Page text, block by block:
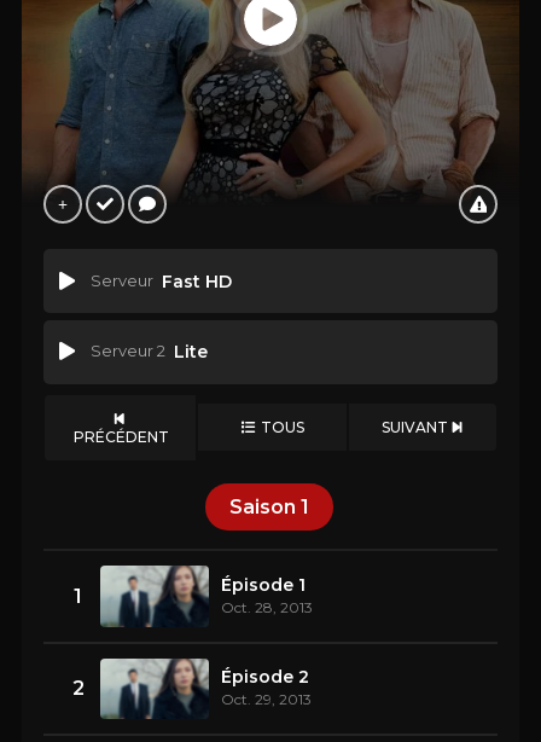
Serveur Fast HD
Serveur 2 Lite
PRÉCÉDENT TOUS SUIVANT
Saison 1
1 Épisode 1
Oct. 28, 2013
2 Épisode 2
Oct. 29, 2013